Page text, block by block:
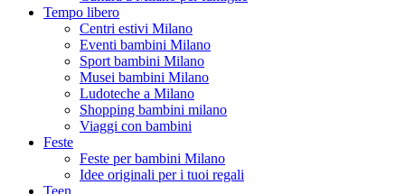
Tempo libero
Centri estivi Milano
Eventi bambini Milano
Sport bambini Milano
Musei bambini Milano
Ludoteche a Milano
Shopping bambini milano
Viaggi con bambini
Feste
Feste per bambini Milano
Idee originali per i tuoi regali
Teen